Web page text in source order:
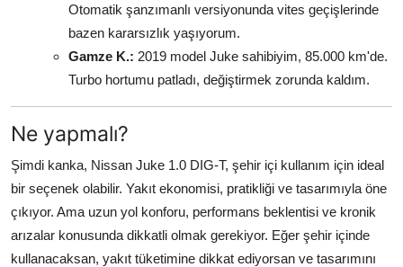
Otomatik şanzımanlı versiyonunda vites geçişlerinde
bazen kararsızlık yaşıyorum.
Gamze K.: 2019 model Juke sahibiyim, 85.000 km'de.
Turbo hortumu patladı, değiştirmek zorunda kaldım.
Ne yapmalı?
Şimdi kanka, Nissan Juke 1.0 DIG-T, şehir içi kullanım için ideal
bir seçenek olabilir. Yakıt ekonomisi, pratikliği ve tasarımıyla öne
çıkıyor. Ama uzun yol konforu, performans beklentisi ve kronik
arızalar konusunda dikkatli olmak gerekiyor. Eğer şehir içinde
kullanacaksan, yakıt tüketimine dikkat ediyorsan ve tasarımını